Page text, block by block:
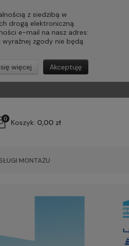
z siedzibą w
drogą elektroniczną.
e-mail na nasz adres:
zgody nie będą
Akceptuję
więcej
Koszyk: 0,00 zł
0
MONTAŻU